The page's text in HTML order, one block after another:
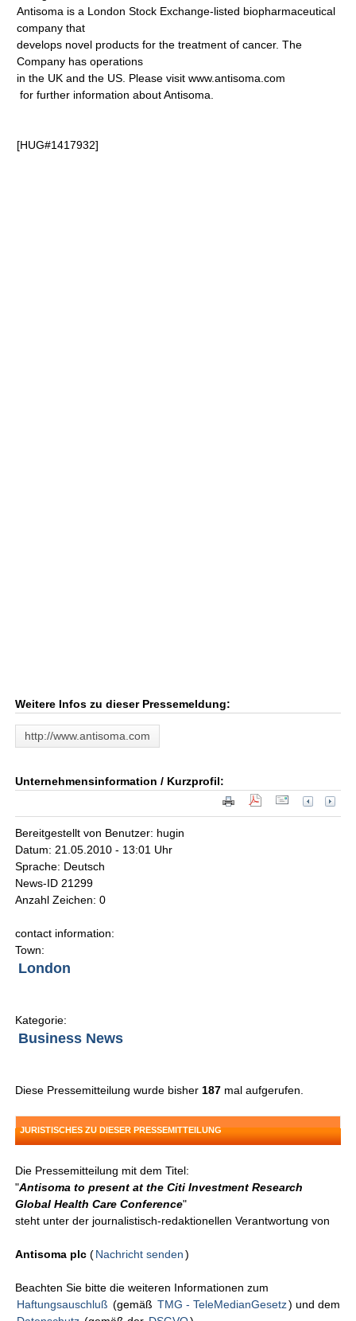
Antisoma is a London Stock Exchange-listed biopharmaceutical
company that
develops novel products for the treatment of cancer. The
Company has operations
in the UK and the US. Please visit www.antisoma.com
for further information about Antisoma.
[HUG#1417932]
Weitere Infos zu dieser Pressemeldung:
http://www.antisoma.com
Unternehmensinformation / Kurzprofil:
Bereitgestellt von Benutzer: hugin
Datum: 21.05.2010 - 13:01 Uhr
Sprache: Deutsch
News-ID 21299
Anzahl Zeichen: 0
contact information:
Town:
London
Kategorie:
Business News
Diese Pressemitteilung wurde bisher 187 mal aufgerufen.
JURISTISCHES ZU DIESER PRESSEMITTEILUNG
Die Pressemitteilung mit dem Titel:
"Antisoma to present at the Citi Investment Research
Global Health Care Conference"
steht unter der journalistisch-redaktionellen Verantwortung von
Antisoma plc(Nachricht senden )
Beachten Sie bitte die weiteren Informationen zum
Haftungsauschluß (gemäß TMG - TeleMedianGesetz) und dem